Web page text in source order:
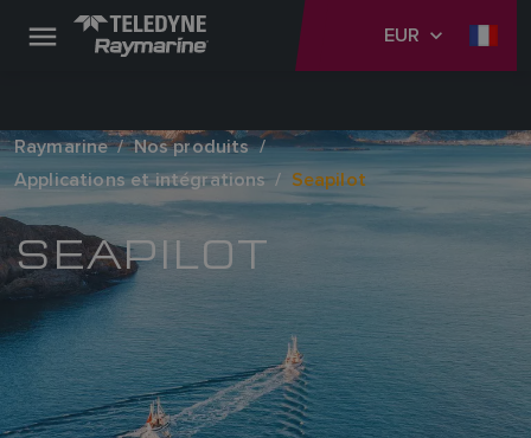
EUR
Raymarine
Nos produits
Applications et intégrations
Seapilot
SEAPILOT